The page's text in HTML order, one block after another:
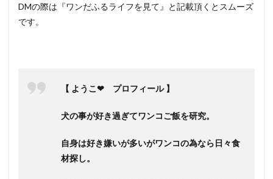
DMの際は『ワンだふるライフを見て』と記載頂くとスムーズ
です。
【 ようこ❤ プロフィール 】
犬の事が好き過ぎてワンコご飯を研究。
自身は好き嫌いが多いがワンコの為なら日々食
材探し。